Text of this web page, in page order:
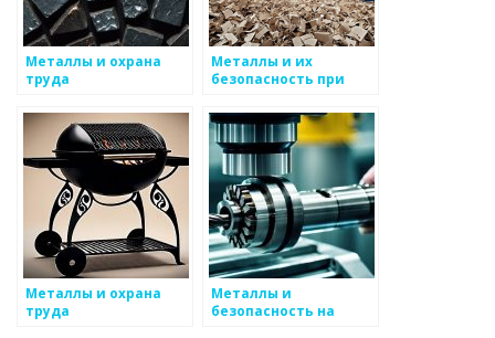
Металлы и охрана
труда
Металлы и их
безопасность при
производственной
среде
Металлы и охрана
труда
Металлы и
безопасность на